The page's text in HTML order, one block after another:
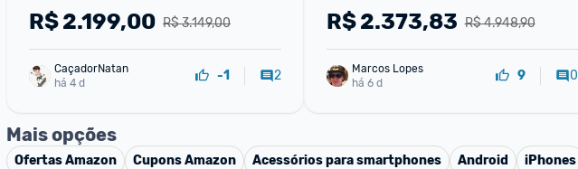
R$ 3.149,00
R$2.199,00
CaçadorNatan
há 4 d
-1 2
R$ 4.948,90
R$2.373,83
Marcos Lopes
há 6 d
9 0
Mais opções
OfertasAmazon CuponsAmazon Acessórios para smartphones Android iPhones